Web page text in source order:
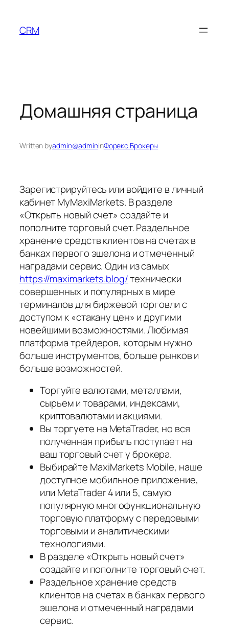
content
CRM
Домашняя страница
Written byadmin@admininФорекс Брокеры
Зарегистрируйтесь или войдите в личный
кабинет MyMaxiMarkets. В разделе
«Открыть новый счет» создайте и
пополните торговый счет. Раздельное
хранение средств клиентов на счетах в
банках первого эшелона и отмеченный
наградами сервис. Один из самых
https://maximarkets.blog/технически
совершенных и популярных в мире
терминалов для биржевой торговли с
доступом к «стакану цен» и другими
новейшими возможностями. Любимая
платформа трейдеров, которым нужно
больше инструментов, больше рынков и
больше возможностей.
Торгуйте валютами, металлами,
сырьем и товарами, индексами,
криптовалютами и акциями.
Вы торгуете на MetaTrader, но вся
полученная прибыль поступает на
ваш торговый счет у брокера.
Выбирайте MaxiMarkets Mobile, наше
доступное мобильное приложение,
или MetaTrader 4 или 5, самую
популярную многофункциональную
торговую платформу с передовыми
торговыми и аналитическими
технологиями.
В разделе «Открыть новый счет»
создайте и пополните торговый счет.
Раздельное хранение средств
клиентов на счетах в банках первого
эшелона и отмеченный наградами
сервис.